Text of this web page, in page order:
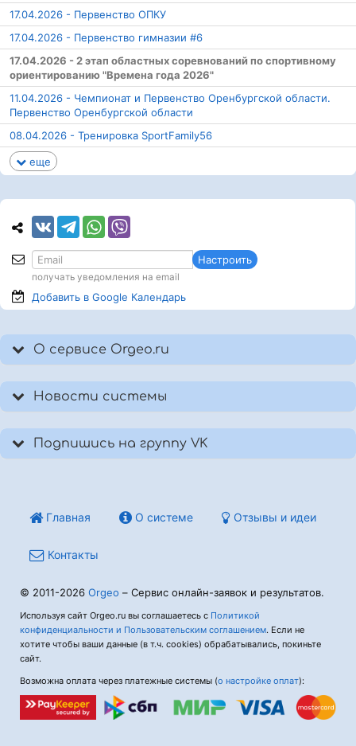
17.04.2026 - Первенство ОПКУ
17.04.2026 - Первенство гимназии #6
17.04.2026 - 2 этап областных соревнований по спортивному
ориентированию "Времена года 2026"
11.04.2026 - Чемпионат и Первенство Оренбургской области.
Первенство Оренбургской области
08.04.2026 - Тренировка SportFamily56
еще
Настроить
получать уведомления на email
Добавить в Google Календарь
О сервисе Orgeo.ru
Новости системы
Подпишись на группу VK
Главная О системе Отзывы и идеи
Контакты
© 2011-2026 Orgeo – Сервис онлайн-заявок и результатов.
Используя сайт Orgeo.ru вы соглашаетесь с Политикой
конфиденциальности и Пользовательским соглашением. Если не
хотите чтобы ваши данные (в т.ч. cookies) обрабатывались, покиньте
сайт.
Возможна оплата через платежные системы (о настройке оплат):